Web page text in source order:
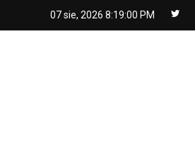
07 sie, 2026 8:19:01 PM